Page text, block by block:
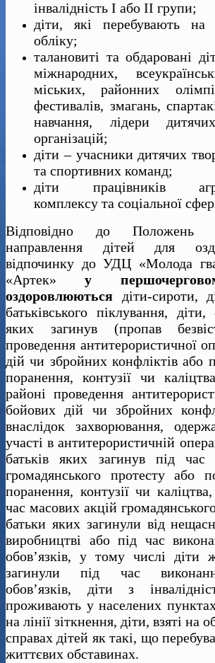
інвалідність І або ІІ групи;
діти, які перебувають на
обліку;
талановиті та обдаровані
міжнародних,
міських, районних
фестивалів, змагань,
навчання, лідери
організацій;
діти – учасники дитячих
та спортивних команд;
діти працівників
комплексу та соціальної
Відповідно до Положень
направлення дітей для
відпочинку до УДЦ «Молода
«Артек»у
оздоровлюються діти-сироти,
батьківського піклування,
яких загинув (пропав
проведення антитерористичної
дій чи збройних конфліктів або
поранення, контузії чи
районі проведення
бойових дій чи збройних
внаслідок захворювання,
участі в антитерористичній
батьків яких загинув під час
громадянського протесту або
поранення, контузії чи
час масових акцій
батьки яких загинули від
виробництві або під час
обов’язків, у тому числі діти
загинули під час
обов’язків, діти з
проживають у населених
на лінії зіткнення, діти, взяті на
справах дітей як такі, що
життєвих обставинах.